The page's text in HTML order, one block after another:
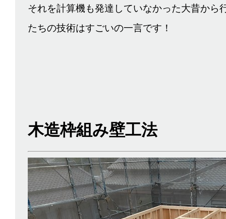
それを計算機も発達していなかった大昔から
たちの技術はすごいの一言です！
木造枠組み壁工法